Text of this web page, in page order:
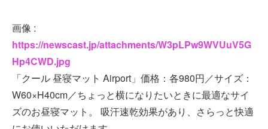
画像 :
https://newscast.jp/attachments/W3pLPw9WVUuV5G
Hp4CWD.jpg
「クール 昼寝マット Airport」価格：各980円／サイズ：
W60×H40cm／ちょっと横になりたいときに最適なサイ
ズのお昼寝マット。 吸汗速乾効果があり、さらっと快適